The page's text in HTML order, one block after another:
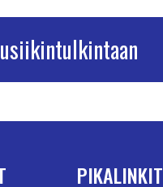
PIKALINKIT